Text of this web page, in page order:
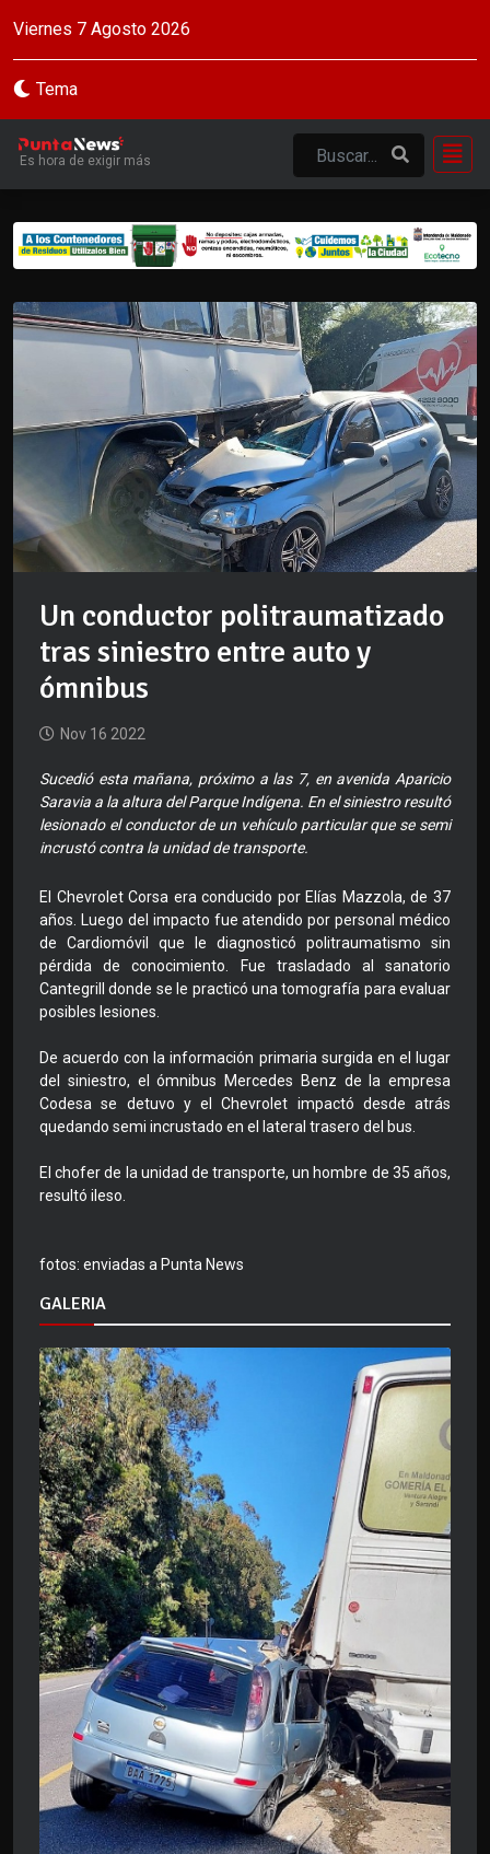
Viernes 7 Agosto 2026
Tema
Es hora de exigir más
Un conductor politraumatizado
tras siniestro entre auto y
ómnibus
Nov 16 2022
Sucedió esta mañana, próximo a las 7, en avenida Aparicio
Saravia a la altura del Parque Indígena. En el siniestro resultó
lesionado el conductor de un vehículo particular que se semi
incrustó contra la unidad de transporte.
El Chevrolet Corsa era conducido por Elías Mazzola, de 37
años. Luego del impacto fue atendido por personal médico
de Cardiomóvil que le diagnosticó politraumatismo sin
pérdida de conocimiento. Fue trasladado al sanatorio
Cantegrill donde se le practicó una tomografía para evaluar
posibles lesiones.
De acuerdo con la información primaria surgida en el lugar
del siniestro, el ómnibus Mercedes Benz de la empresa
Codesa se detuvo y el Chevrolet impactó desde atrás
quedando semi incrustado en el lateral trasero del bus.
El chofer de la unidad de transporte, un hombre de 35 años,
resultó ileso.
fotos: enviadas a Punta News
GALERIA